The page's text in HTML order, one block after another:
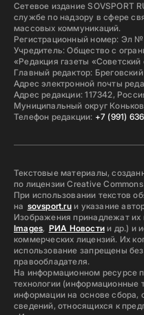
Сетевое издание SOVSPORT
службе по надзору в сфере
массовых коммуникаций.
Регистрационный номер: Эл
Учредитель: Общество с
«Редакция газеты
Главный редактор:
Адрес электронной почты
Адрес редакции: 117342,
Муниципальный округ
Телефон редакции: +7 (991)
Текстовые материалы,
по лицензии Creative
При использовании текстов
на sovsport.ruи указание
Изображения принадлежат
Images, РИА Новостии др.) и
коммерческих лицензий. Их
использование запрещены
правообладателя.
На информационном ресурсе
технологии (информационные
информации на основе сбора,
сведений, относящихся к